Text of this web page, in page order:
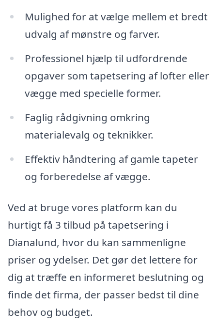
Mulighed for at vælge mellem et bredt
udvalg af mønstre og farver.
Professionel hjælp til udfordrende
opgaver som tapetsering af lofter eller
vægge med specielle former.
Faglig rådgivning omkring
materialevalg og teknikker.
Effektiv håndtering af gamle tapeter
og forberedelse af vægge.
Ved at bruge vores platform kan du
hurtigt få 3 tilbud på tapetsering i
Dianalund, hvor du kan sammenligne
priser og ydelser. Det gør det lettere for
dig at træffe en informeret beslutning og
finde det firma, der passer bedst til dine
behov og budget.